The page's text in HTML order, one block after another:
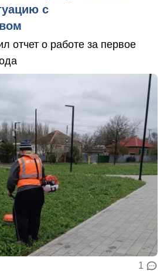
с
отчет о работе за первое
1